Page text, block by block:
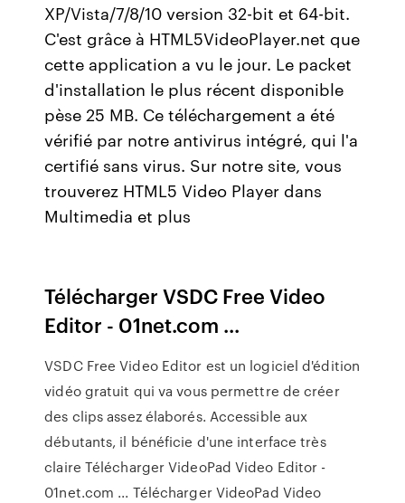
XP/Vista/7/8/10 version 32-bit et 64-bit.
C'est grâce à HTML5VideoPlayer.net que
cette application a vu le jour. Le packet
d'installation le plus récent disponible
pèse 25 MB. Ce téléchargement a été
vérifié par notre antivirus intégré, qui l'a
certifié sans virus. Sur notre site, vous
trouverez HTML5 Video Player dans
Multimedia et plus
Télécharger VSDC Free Video
Editor - 01net.com ...
VSDC Free Video Editor est un logiciel d'édition
vidéo gratuit qui va vous permettre de créer
des clips assez élaborés. Accessible aux
débutants, il bénéficie d'une interface très
claire Télécharger VideoPad Video Editor -
01net.com ... Télécharger VideoPad Video